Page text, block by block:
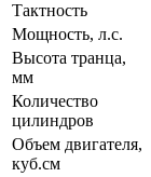
Тактность
Мощность, л.с.
Высота транца,
мм
Количество
цилиндров
Объем двигателя,
куб.см